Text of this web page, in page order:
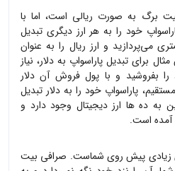
برگ به صورت ریالی است، اما با
خود را به هر ارز دیگری تبدیل
می‌پردازید و ارز ریال را به عنوان
برای تبدیل پاراسواپ به دلار، نیاز
را بفروشید و با پول فروش آن دلار
پاراسواپ خود را به دلار تبدیل
به ده ها ارز دیجیتال وجود دارد و
آمده است.
زیادی پیش روی شماست. صرافی بیت